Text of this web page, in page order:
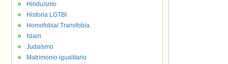
Hinduísmo
Historia LGTBI
Homofobia/ Transfobia.
Islam
Judaísmo
Matrimonio igualitario